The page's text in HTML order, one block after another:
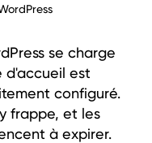
se charge
d'accueil est
configuré.
frappe, et les
à expirer.